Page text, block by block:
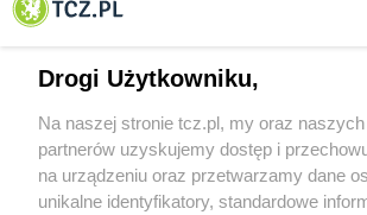
Drogi Użytkowniku,
Na naszej stronie tcz.pl, my oraz
partnerów uzyskujemy dostęp i
na urządzeniu oraz przetwarzamy dane
unikalne identyfikatory, standardowe